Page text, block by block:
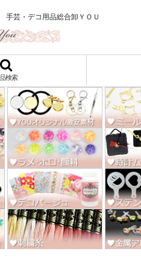
芸・デコ用品総合卸ＹＯＵ
検索